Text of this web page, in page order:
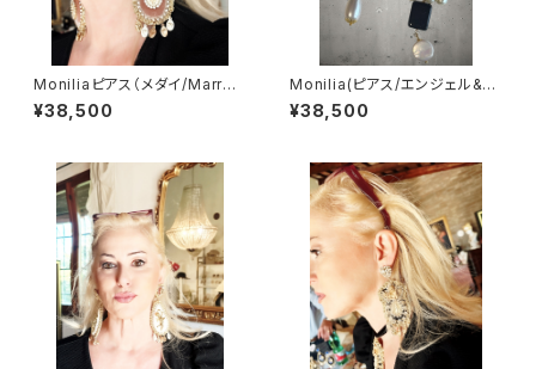
Moniliaピアス（メダイ/Marron
e)
¥38,500
Monilia(ピアス/エンジェル&ク
ラウン）
¥38,500